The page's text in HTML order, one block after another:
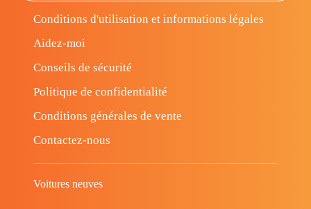
Conditions d'utilisation et informations légales
Aidez-moi
Conseils de sécurité
Politique de confidentialité
Conditions générales de vente
Contactez-nous
Voitures neuves